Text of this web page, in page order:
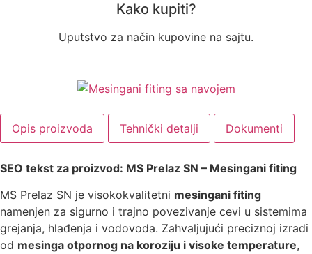
Kako kupiti?
Uputstvo za način kupovine na sajtu.
Opis proizvoda Tehnički detalji Dokumenti
SEO tekst za proizvod: MS Prelaz SN – Mesingani fiting
MS Prelaz SN je visokokvalitetni mesingani fiting
namenjen za sigurno i trajno povezivanje cevi u sistemima
grejanja, hlađenja i vodovoda. Zahvaljujući preciznoj izradi
od mesinga otpor­nog na koroziju i visoke temperature,